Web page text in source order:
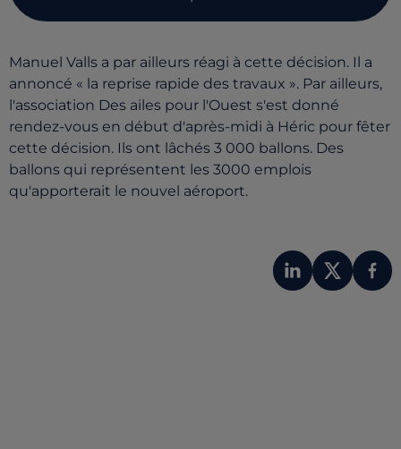
Manuel Valls a par ailleurs réagi à cette décision. Il a
annoncé « la reprise rapide des travaux ». Par ailleurs,
l'association Des ailes pour l'Ouest s'est donné
rendez-vous en début d'après-midi à Héric pour fêter
cette décision. Ils ont lâchés 3 000 ballons. Des
ballons qui représentent les 3000 emplois
qu'apporterait le nouvel aéroport.